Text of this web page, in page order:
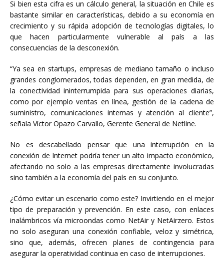
Si bien esta cifra es un cálculo general, la situación en Chile es
bastante similar en características, debido a su economía en
crecimiento y su rápida adopción de tecnologías digitales, lo
que hacen particularmente vulnerable al país a las
consecuencias de la desconexión.
“Ya sea en startups, empresas de mediano tamaño o incluso
grandes conglomerados, todas dependen, en gran medida, de
la conectividad ininterrumpida para sus operaciones diarias,
como por ejemplo ventas en línea, gestión de la cadena de
suministro, comunicaciones internas y atención al cliente”,
señala Víctor Opazo Carvallo, Gerente General de Netline.
No es descabellado pensar que una interrupción en la
conexión de Internet podría tener un alto impacto económico,
afectando no solo a las empresas directamente involucradas
sino también a la economía del país en su conjunto.
¿Cómo evitar un escenario como este? Invirtiendo en el mejor
tipo de preparación y prevención. En este caso, con enlaces
inalámbricos vía microondas como NetAir y NetAirzero. Estos
no solo aseguran una conexión confiable, veloz y simétrica,
sino que, además, ofrecen planes de contingencia para
asegurar la operatividad continua en caso de interrupciones.